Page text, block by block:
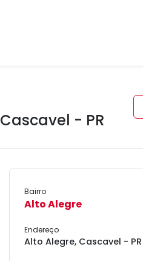
Cascavel - PR
Bairro
Alto Alegre
Endereço
Alto Alegre, Cascavel - PR